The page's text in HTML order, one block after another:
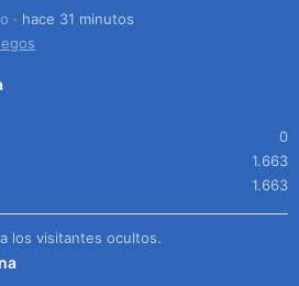
hace 31 minutos
0
1.663
1.663
los visitantes ocultos.